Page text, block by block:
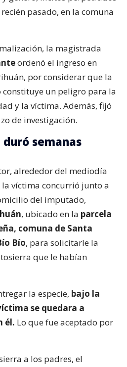
pasado, en la comuna
la magistrada
ordenó el ingreso en
por considerar que la
un peligro para la
y la víctima. Además, fijó
de investigación.
semanas
alrededor del mediodía
víctima concurrió junto a
del imputado,
, ubicado en la parcela
comuna de Santa
Bío, para solicitarle la
que le habían
la especie, bajo la
se quedara a
él. Lo que fue aceptado por
a los padres, el